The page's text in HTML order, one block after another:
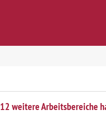
12 weitere Arbeitsbereiche